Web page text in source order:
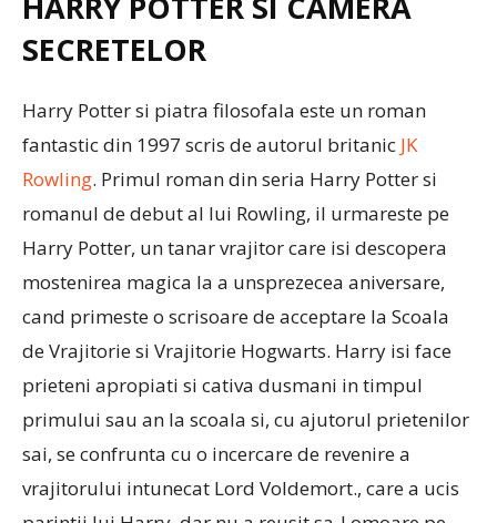
SECRETELOR
Harry Potter si piatra filosofala este un roman
fantastic din 1997 scris de autorul britanic JK
Rowling. Primul roman din seria Harry Potter si
romanul de debut al lui Rowling, il urmareste pe
Harry Potter, un tanar vrajitor care isi descopera
mostenirea magica la a unsprezecea aniversare,
cand primeste o scrisoare de acceptare la Scoala
de Vrajitorie si Vrajitorie Hogwarts. Harry isi face
prieteni apropiati si cativa dusmani in timpul
primului sau an la scoala si, cu ajutorul prietenilor
sai, se confrunta cu o incercare de revenire a
vrajitorului intunecat Lord Voldemort., care a ucis